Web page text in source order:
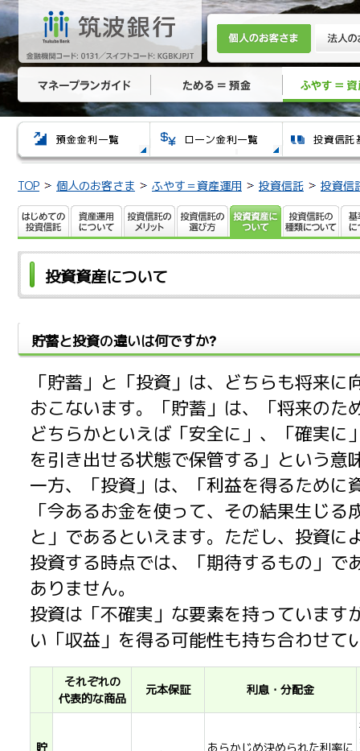
TOP 個人のお客さま ふやす＝資産運用 投資信託 投資信
投資資産について
貯蓄と投資の違いは何ですか?
「貯蓄」と「投資」は、どちらも将来
おこないます。「貯蓄」は、「将来のた
どちらかといえば「安全に」、「確実に
を引き出せる状態で保管する」という意
一方、「投資」は、「利益を得るために
「今あるお金を使って、その結果生じ
と」であるといえます。ただし、投資に
投資する時点では、「期待するもの」で
ありません。
投資は「不確実」な要素を持っています
い「収益」を得る可能性も持ち合わせて
それぞれの
代表的な商品
元本保証 利息・分配金
貯
あらかじめ決められた利率に